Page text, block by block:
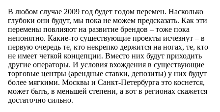
В любом случае 2009 год будет годом перемен. Насколько
глубоки они будут, мы пока не можем предсказать. Как эти
перемены повлияют на развитие брендов – тоже пока
непонятно. Какие-то существующие проекты исчезнут – в
первую очередь те, кто некрепко держится на ногах, те, кто
не имеет четкой концепции. Вместо них будут приходить
другие операторы. И условия вхождения в существующие
торговые центры (арендные ставки, депозиты) у них будут
более мягкими. Москвы и Санкт-Петербурга это коснется,
может быть, в меньшей степени, а вот в регионах скажется
достаточно сильно.